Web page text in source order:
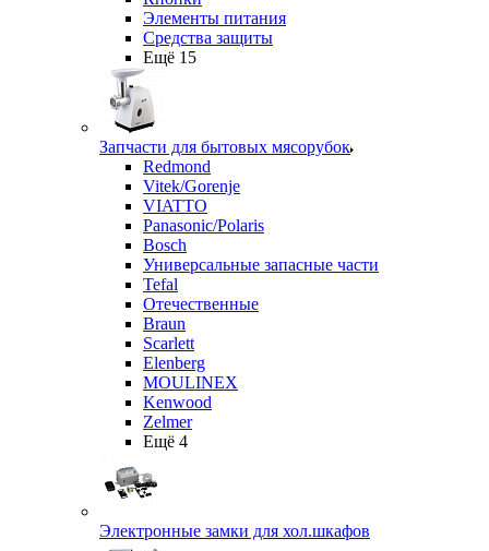
Элементы питания
Средства защиты
Ещё 15
Запчасти для бытовых мясорубок
Redmond
Vitek/Gorenje
VIATTO
Panasonic/Polaris
Bosch
Универсальные запасные части
Tefal
Отечественные
Braun
Scarlett
Elenberg
MOULINEX
Kenwood
Zelmer
Ещё 4
Электронные замки для хол.шкафов